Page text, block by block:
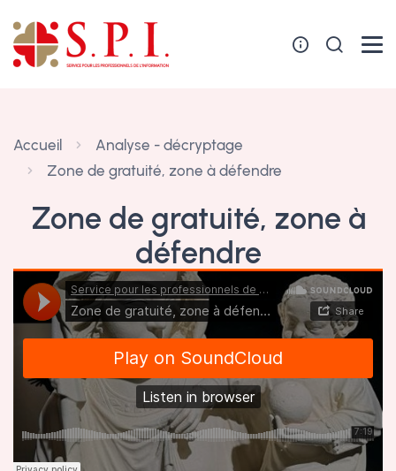
Accueil
Analyse - décryptage
Zone de gratuité, zone à défendre
Zone de gratuité, zone à
défendre
26 novembre 2024